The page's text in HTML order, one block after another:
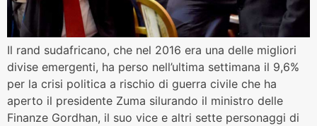
Il rand sudafricano, che nel 2016 era una delle migliori
divise emergenti, ha perso nell’ultima settimana il 9,6%
per la crisi politica a rischio di guerra civile che ha
aperto il presidente Zuma silurando il ministro delle
Finanze Gordhan, il suo vice e altri sette personaggi di